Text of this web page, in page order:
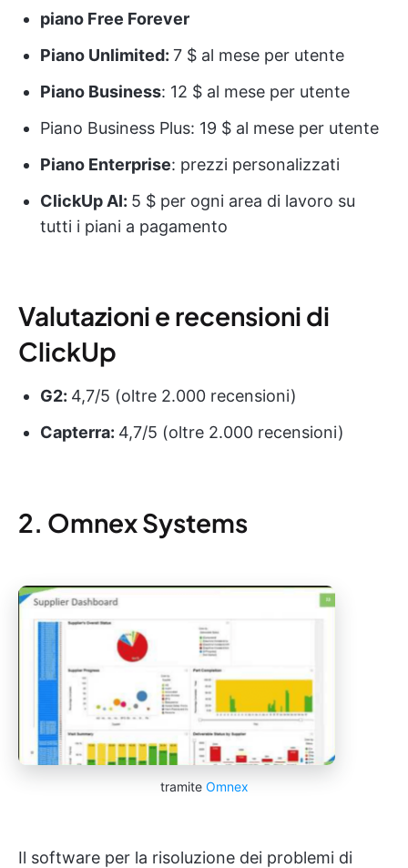
piano Free Forever
Piano Unlimited: 7 $ al mese per utente
Piano Business: 12 $ al mese per utente
Piano Business Plus: 19 $ al mese per utente
Piano Enterprise: prezzi personalizzati
ClickUp AI: 5 $ per ogni area di lavoro su
tutti i piani a pagamento
Valutazioni e recensioni di
ClickUp
G2: 4,7/5 (oltre 2.000 recensioni)
Capterra: 4,7/5 (oltre 2.000 recensioni)
2. Omnex Systems
tramite Omnex
Il software per la risoluzione dei problemi di